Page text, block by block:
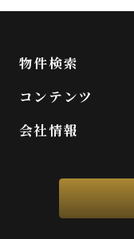
物件検索
コンテンツ
会社情報